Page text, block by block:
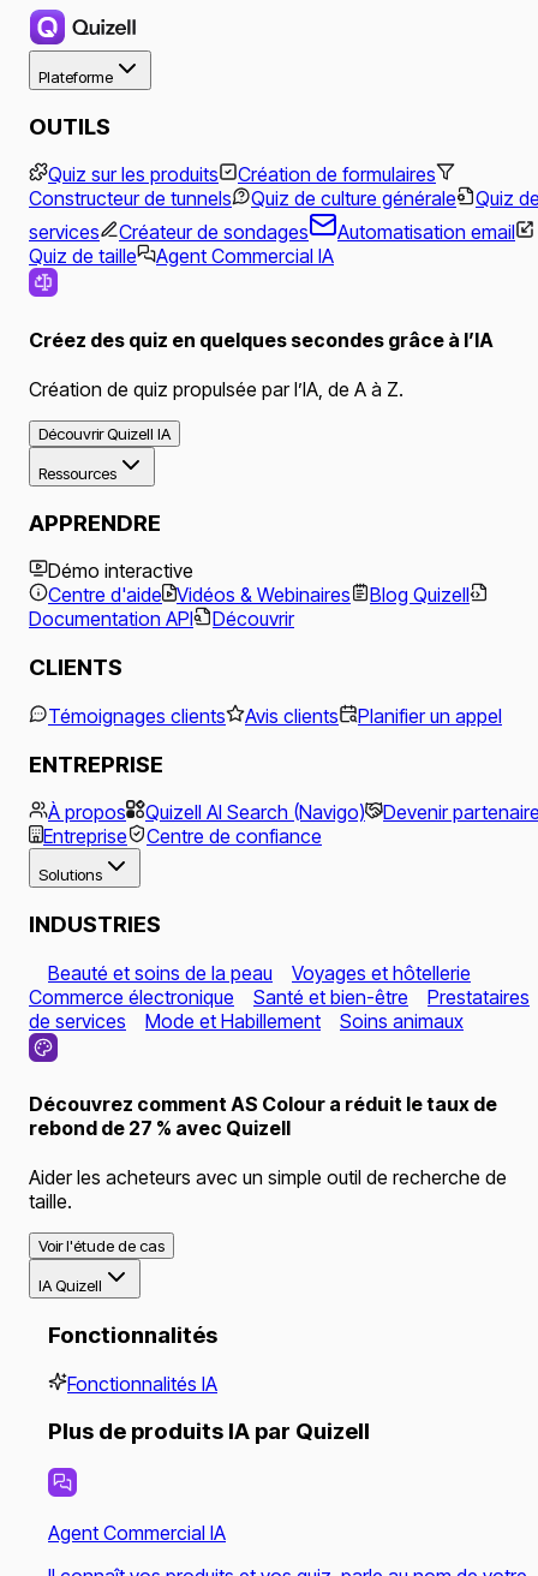
Plateforme
OUTILS
Quiz sur les produits
Création de formulaires
Constructeur de tunnels
Quiz de culture générale
Quiz
services
Créateur de sondages
Automatisation email
Quiz de taille
Agent Commercial IA
Créez des quiz en quelques secondes grâce à l’IA
Création de quiz propulsée par l’IA, de A à Z.
Découvrir Quizell IA
Ressources
APPRENDRE
Démo interactive
Centre d'aide
Vidéos & Webinaires
Blog Quizell
Documentation API
Découvrir
CLIENTS
Témoignages clients Avis clients Planifier un appel
ENTREPRISE
À propos Quizell AI Search (Navigo)
Devenir
Entreprise
Centre de confiance
Solutions
INDUSTRIES
Beauté et soins de la peau
Voyages et hôtellerie
Commerce électronique
Santé et bien-être
Prestataires
de services
Mode et Habillement Soins animaux
Découvrez comment AS Colour a réduit le taux de
rebond de 27 % avec Quizell
Aider les acheteurs avec un simple outil de recherche de
taille.
Voir l'étude de cas
IA Quizell
Fonctionnalités
Fonctionnalités IA
Plus de produits IA par Quizell
Agent Commercial IA